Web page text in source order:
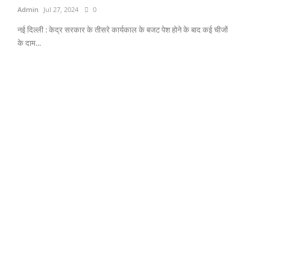
Admin Jul 27, 2024 0
नई दिल्ली : केद्र सरकार के ​तीसरे कार्यकाल के बजट पेश होने के बाद कई चीजों
के दाम...